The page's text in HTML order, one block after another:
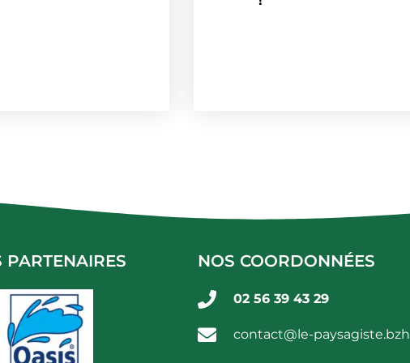
PARTENAIRES NOS COORDONNÉES
02 56 39 43 29
contact@le-paysagiste.bzh